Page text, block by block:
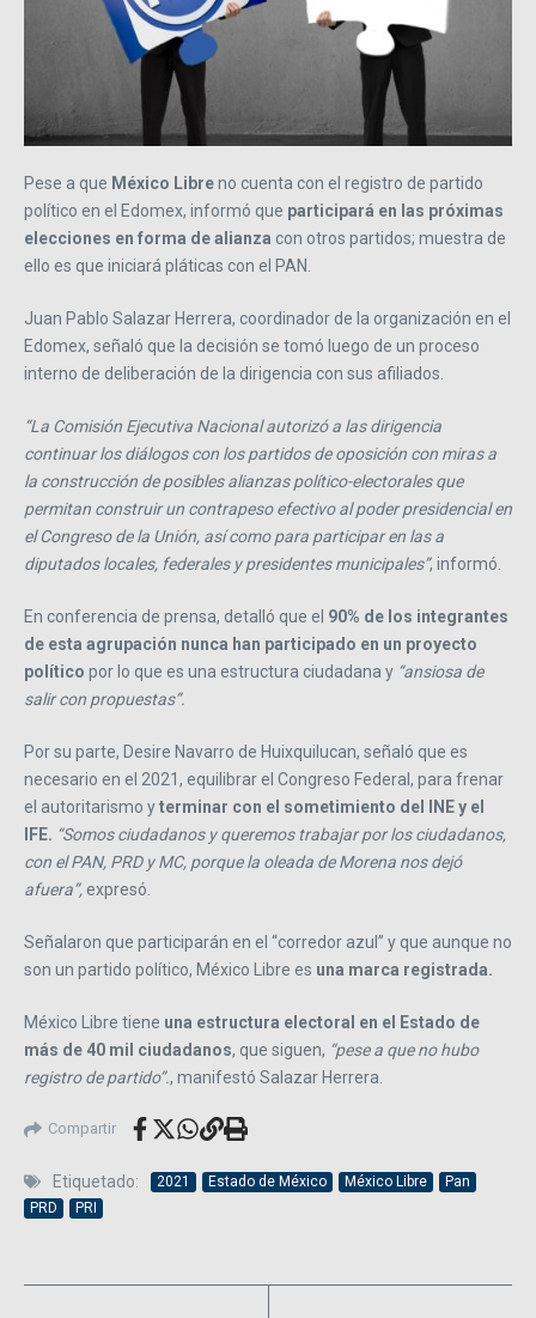
Pese a que México Libreno cuenta con el registro de partido
político en el Edomex, informó que participará en las próximas
elecciones en forma de alianza con otros partidos; muestra de
ello es que iniciará pláticas con el PAN.
Juan Pablo Salazar Herrera, coordinador de la organización en el
Edomex, señaló que la decisión se tomó luego de un proceso
interno de deliberación de la dirigencia con sus afiliados.
“La Comisión Ejecutiva Nacional autorizó a las dirigencia
continuar los diálogos con los partidos de oposición con miras a
la construcción de posibles alianzas político-electorales que
permitan construir un contrapeso efectivo al poder presidencial en
el Congreso de la Unión, así como para participar en las a
diputados locales, federales y presidentes municipales”, informó.
En conferencia de prensa, detalló que el 90% de los integrantes
de esta agrupación nunca han participado en un proyecto
político por lo que es una estructura ciudadana y “ansiosa de
salir con propuestas”.
Por su parte, Desire Navarro de Huixquilucan, señaló que es
necesario en el 2021, equilibrar el Congreso Federal, para frenar
el autoritarismo yterminar con el sometimiento del INE y el
IFE. “Somos ciudadanos y queremos trabajar por los ciudadanos,
con el PAN, PRD y MC, porque la oleada de Morena nos dejó
afuera”,expresó.
Señalaron que participarán en el “corredor azul” y que aunque no
son un partido político, México Libre es una marca registrada.
México Libre tiene una estructura electoral en el Estado de
más de 40 mil ciudadanos, que siguen, “pese a que no hubo
registro de partido”., manifestó Salazar Herrera.
Compartir
Etiquetado: 2021 Estado de México México Libre
Pan
PRD
PRI